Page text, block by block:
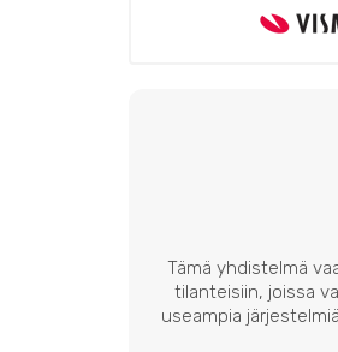
Tämä yhdistelmä
tilanteisiin, joissa
useampia